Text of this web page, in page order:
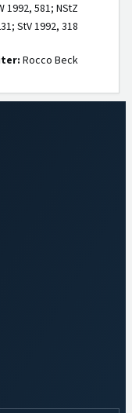
1992, 581; NStZ
StV 1992, 318
Rocco Beck